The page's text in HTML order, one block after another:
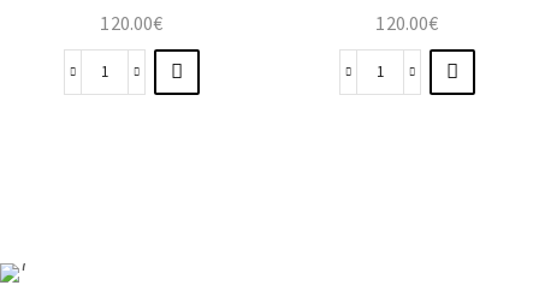
120.00€ 120.00€